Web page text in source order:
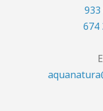
933
674